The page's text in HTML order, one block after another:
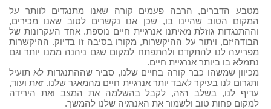
מטבע הדברים, הרבה פעמים קורה שאנו מתנגדים לוותר על
המקום הטוב שהיינו בו, שכן אנו נקשרים לטוב שאנו מכירים,
וההתנגדות גוזלת מאיתנו אנרגיית חיים נוספת. אחד העקרונות של
הבודהיזם, ויתור על ההיקשרות, מקורו בסיבה זו בדיוק. ההיקשרות
מפריעה לנו להתקדם ולהתפתח למקום שגם ניהנה ממנו יותר וגם
נתמלא בו ביותר אנרגיית חיים.
מכיוון שמשהו כבר קורה בחיים שלנו, סביר שההתנגדות לא תועיל
ותגרום לנו בעיקר לאבד יותר אנרגיית חיים מהמאגר שלנו. זאת ועוד,
עדיף לנו, בשלב הזה, לקבל בהשלמה את המצב ואת הירידה
למקום פחות טוב ולשמור את האנרגיה שלנו להמשך.